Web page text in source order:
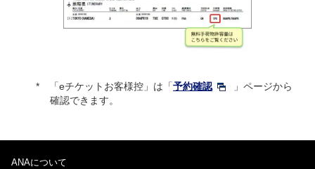
「eチケットお客様控」は「予約確認
」ページから
確認できます。
ANAについて